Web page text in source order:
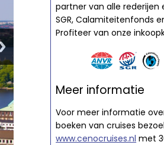
partner van alle rederijen
SGR, Calamiteitenfonds
Profiteer van onze
Meer informatie
Voor meer informatie
boeken van cruises
www.cenocruises.nl met